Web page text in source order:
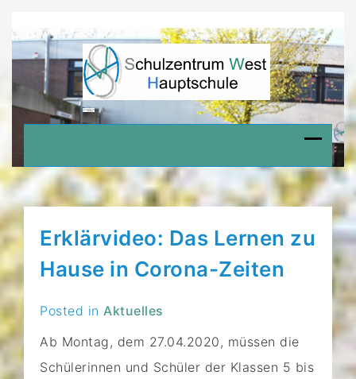
content
HAUPTSCHULE
Schulzentrum West Delmenhorst
Erklärvideo: Das Lernen zu
Hause in Corona-Zeiten
Posted in Aktuelles
Ab Montag, dem 27.04.2020, müssen die
Schülerinnen und Schüler der Klassen 5 bis